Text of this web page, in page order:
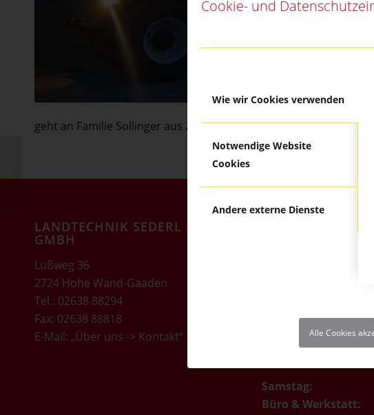
Cookie- und
Wie wir Cookies verwenden
Notwendige Website
Cookies
Andere externe Dienste
Alle Cookies
geht an Familie Sollinger aus Zillingdorf
LANDTECHNIK SEDERL
GMBH
Lußweg 36
2724 Hohe Wand-Gaaden
Tel.: 02638 88294
Fax: 02638 88818
E-Mail: „Über uns -> Kontakt“
Werkstatt:
07:00 – 12:00 und
Samstag:
Büro & Werkstatt:
Kompakt S